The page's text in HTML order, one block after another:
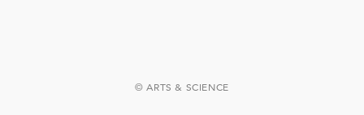
© ARTS & SCIENCE